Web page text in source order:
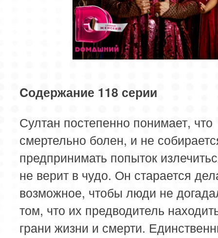
Cодержание 118 серии
Султан постепенно понимает, что
смертельно болен, и не
предпринимать попыток
не верит в чудо. Он старается
возможное, чтобы люди не
том, что их предводитель
грани жизни и смерти.